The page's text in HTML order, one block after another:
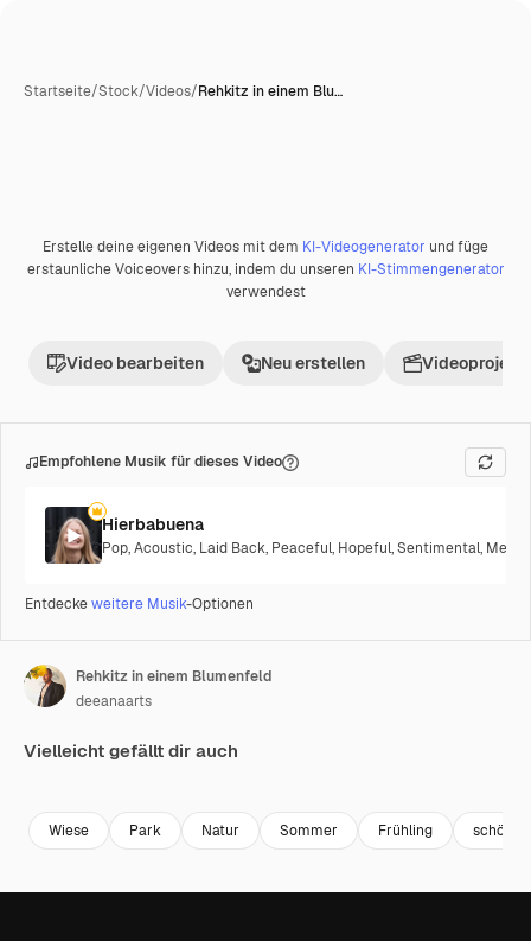
Startseite/Stock/Videos/Rehkitz in einem Blu…
PremiumKI-generiert
Erstelle deine eigenen Videos mit dem KI-Videogenerator und füge
erstaunliche Voiceovers hinzu, indem du unseren KI-Stimmengenerator
verwendest
Video bearbeiten Neu erstellen Videoprojekt
Empfohlene Musik für dieses Video
Hierbabuena
Pop,Acoustic, Laid Back, Peaceful, Hopeful,Sentimental,
Entdeckeweitere Musik-Optionen
Rehkitz in einem Blumenfeld
deeanaarts
Vielleicht gefällt dir auch
Wiese Park Natur Sommer Frühling schön